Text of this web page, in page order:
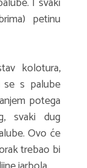
petinu
kolotura,
se s palube
potega
svaki dug
Ovo će
trebao bi